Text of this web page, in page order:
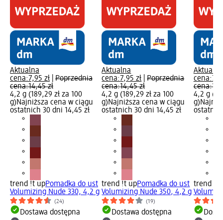
Aktualna
cena:7,95 zł
Poprzednia
cena:14,45 zł
4,2 g (189,29 zł za 100
g)Najniższa cena w ciągu
ostatnich 30 dni 14,45 zł
trend !t upPomadka do ust
Volumizing Nude 330, 4,2 g
(24)
Dostawa dostępna
Aktualna
cena:7,95 zł |Poprzednia
cena:14,45 zł
4,2 g (189,29 zł za 100
g)Najniższa cena w ciągu
ostatnich 30 dni 14,45 zł
trend !t upPomadka do ust
Volumizing Nude 350, 4,2 g
(19)
Dostawa dostępna
Aktualna
cena:
cena:
4,2 g
g)
trend !t